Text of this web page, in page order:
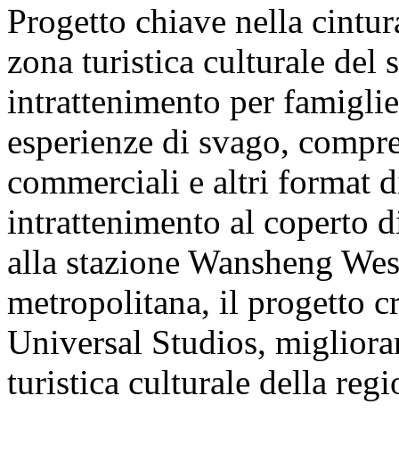
Progetto chiave nella
zona turistica culturale del
intrattenimento per
esperienze di svago,
commerciali e altri format
intrattenimento al coperto
alla stazione Wansheng
metropolitana, il progetto
Universal Studios,
turistica culturale della